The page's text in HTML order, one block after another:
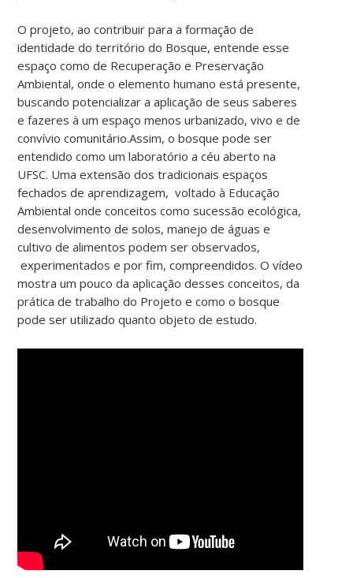
O projeto, ao contribuir para a formação de
identidade do território do Bosque, entende esse
espaço como de Recuperação e Preservação
Ambiental, onde o elemento humano está presente,
buscando potencializar a aplicação de seus saberes
e fazeres à um espaço menos urbanizado, vivo e de
convívio comunitário.Assim, o bosque pode ser
entendido como um laboratório a céu aberto na
UFSC. Uma extensão dos tradicionais espaços
fechados de aprendizagem, voltado à Educação
Ambiental onde conceitos como sucessão ecológica,
desenvolvimento de solos, manejo de águas e
cultivo de alimentos podem ser observados,
experimentados e por fim, compreendidos.O vídeo
mostra um pouco da aplicação desses conceitos, da
prática de trabalho do Projeto e como o bosque
pode ser utilizado quanto objeto de estudo.